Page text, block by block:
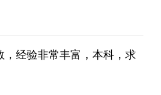
，经验非常丰富，本科，求